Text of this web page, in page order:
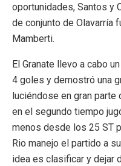
oportunidades, Santos y
de conjunto de Olavarría
Mamberti.
El Granate llevo a cabo
4 goles y demostró una
luciéndose en gran parte
en el segundo tiempo
menos desde los 25 ST
Rio manejo el partido a
idea es clasificar y dejar